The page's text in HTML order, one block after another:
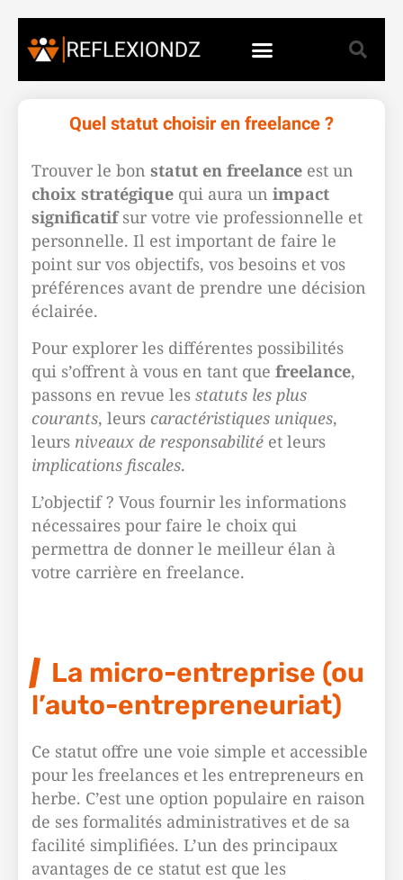
Quel statut choisir en freelance ?
Trouver le bon statut en freelance est un
choix stratégique qui aura un impact
significatifsur votre vie professionnelle et
personnelle. Il est important de faire le
point sur vos objectifs, vos besoins et vos
préférences avant de prendre une décision
éclairée.
Pour explorer les différentes possibilités
qui s’offrent à vous en tant que freelance,
passons en revue les statuts les plus
courants, leurs caractéristiques uniques,
leurs niveaux de responsabilité et leurs
implications fiscales.
L’objectif ? Vous fournir les informations
nécessaires pour faire le choix qui
permettra de donner le meilleur élan à
votre carrière en freelance.
La micro-entreprise (ou
l’auto-entrepreneuriat)
Ce statut offre une voie simple et accessible
pour les freelances et les entrepreneurs en
herbe. C’est une option populaire en raison
de ses formalités administratives et de sa
facilité simplifiées. L’un des principaux
avantages de ce statut est que les